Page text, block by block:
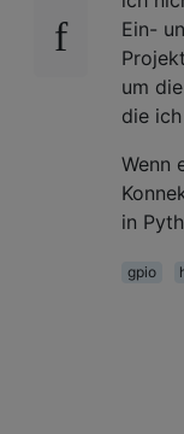
Ein-
um
die
Wenn
in
gpio